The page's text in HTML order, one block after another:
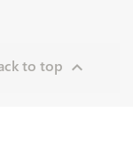
to top 